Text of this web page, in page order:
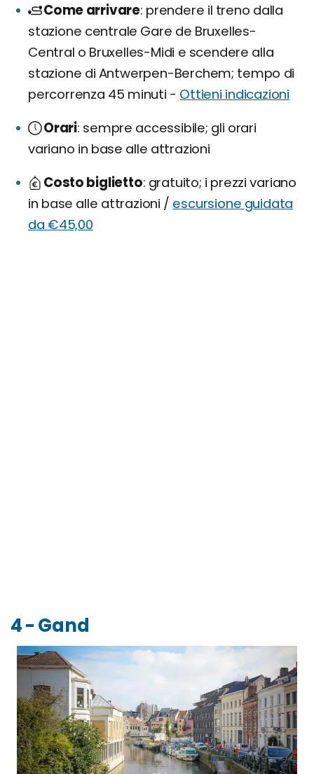
Come arrivare prendere il treno dalla
stazione centrale Gare de Bruxelles-
Central o Bruxelles-Midi e scendere alla
stazione di Antwerpen-Berchem; tempo di
percorrenza 45 minuti - Ottieni indicazioni
Orari sempre accessibile; gli orari
variano in base alle attrazioni
Costo biglietto gratuito; i prezzi variano
in base alle attrazioni / escursione guidata
da €45,00
4 - Gand